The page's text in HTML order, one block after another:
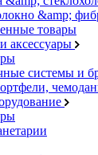
&amp;
товары
аксессуары
системы и